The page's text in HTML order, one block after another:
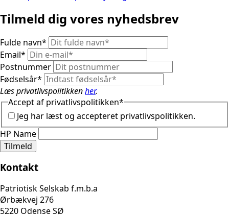
Tilmeld dig vores nyhedsbrev
Fulde navn*
Email*
Postnummer
Fødselsår*
Læs privatlivspolitikkenher.
Accept af privatlivspolitikken*
Jeg har læst og accepteret privatlivspolitikken.
HP Name
Tilmeld
Kontakt
Patriotisk Selskab f.m.b.a
Ørbækvej 276
5220 Odense SØ